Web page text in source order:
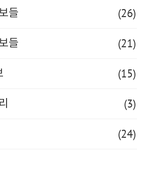
들 (26)
들 (21)
(15)
(3)
(24)